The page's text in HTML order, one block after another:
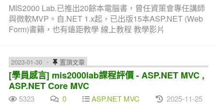
MIS2000 Lab.已推出20餘本電腦書，曾任資策會專任講師
與微軟MVP。自.NET 1.x起，已出版15本ASP.NET (Web
Form)書籍，也有遠距教學 線上教程 教學影片
2023-01-30 置頂文章
[學員感言] mis2000lab課程評價 - ASP.NET MVC ,
ASP.NET Core MVC
5323 0 ASP.NET MVC 2025-11-25